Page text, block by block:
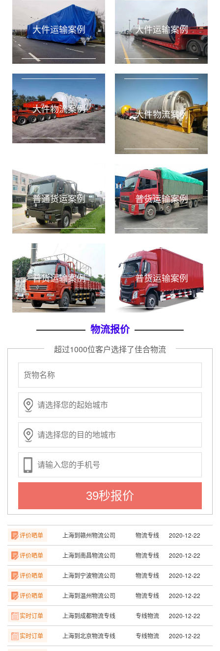
大件运输案例 大件运输案例
大件物流案例 大件物流案例
普通货运案例 普货运输案例
普货运输案例 普货运输案例
物流报价
超过1000位客户选择了佳合物流
39秒报价
实时订单 上海到成都物流专线 专线物流 2020-12-22
实时订单 上海到北京物流专线 专线物流 2020-12-22
实时订单 上海到广州物流专线 专线物流 2020-12-22
上海到成都物流专线 专线物流
实时订单
实时订单 上海到广州物流专线 专线物流 2020-12-22
实时订单 上海到深圳物流专线 专线物流 2020-12-22
实时订单 上海到合肥物流专线
实时订单
评价晒单 上海到天津物流公司 物流专线 2020-12-22
上海到长沙物流公司
评价晒单 上海到赣州物流公司 物流专线 2020-12-22
评价晒单 上海到南昌物流公司 物流专线 2020-12-22
评价晒单 上海到宁波物流公司 物流专线 2020-12-22
评价晒单 上海到温州物流公司 物流专线 2020-12-22